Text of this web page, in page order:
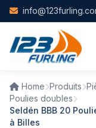
Skip to main
Home Produits
Poulies doubles
Seldén BBB 20
à Billes